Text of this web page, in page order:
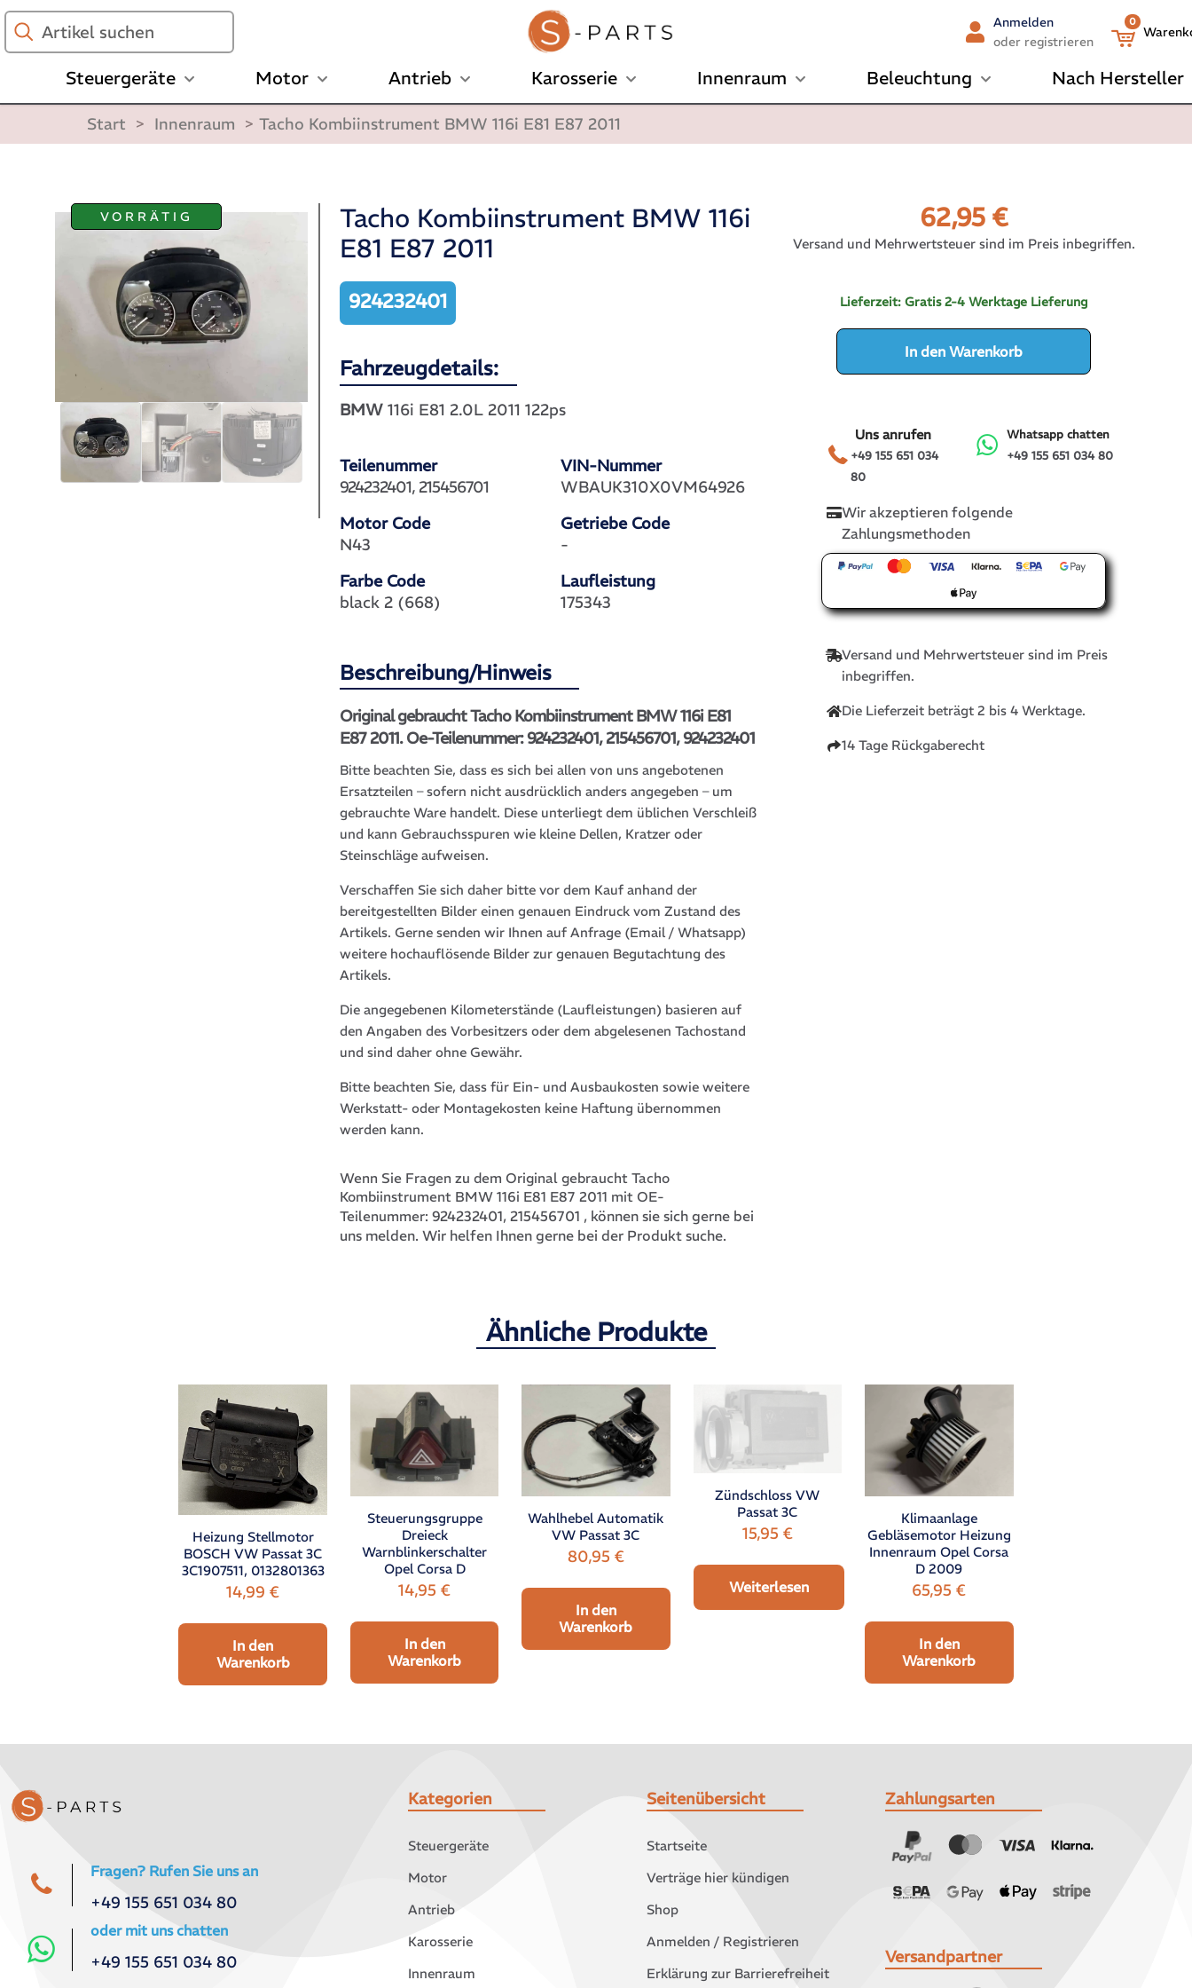
Artikel
suchen
Anmelden
oder registrieren
0
Steuergeräte Motor Antrieb Karosserie Innenraum Beleuchtung Nach Hersteller
Start > Innenraum > Tacho Kombiinstrument BMW 116i E81 E87 2011
VORRÄTIG
Tacho Kombiinstrument BMW 116i
E81 E87 2011
924232401
Fahrzeugdetails:
BMW 116i E81 2.0L 2011 122ps
Teilenummer
VIN-Nummer
924232401, 215456701
WBAUK310X0VM64926
Motor Code
Getriebe Code
N43
-
Farbe Code
Laufleistung
black 2 (668)
175343
Beschreibung/Hinweis
Original gebraucht Tacho Kombiinstrument BMW 116i E81
E87 2011. Oe-Teilenummer: 924232401, 215456701, 924232401
Bitte beachten Sie, dass es sich bei allen von uns angebotenen
Ersatzteilen – sofern nicht ausdrücklich anders angegeben – um
gebrauchte Ware handelt. Diese unterliegt dem üblichen Verschleiß
und kann Gebrauchsspuren wie kleine Dellen, Kratzer oder
Steinschläge aufweisen.
Verschaffen Sie sich daher bitte vor dem Kauf anhand der
bereitgestellten Bilder einen genauen Eindruck vom Zustand des
Artikels. Gerne senden wir Ihnen auf Anfrage (Email / Whatsapp)
weitere hochauflösende Bilder zur genauen Begutachtung des
Artikels.
Die angegebenen Kilometerstände (Laufleistungen) basieren auf
den Angaben des Vorbesitzers oder dem abgelesenen Tachostand
und sind daher ohne Gewähr.
Bitte beachten Sie, dass für Ein- und Ausbaukosten sowie weitere
Werkstatt- oder Montagekosten keine Haftung übernommen
werden kann.
Wenn Sie Fragen zu dem Original gebraucht Tacho
Kombiinstrument BMW 116i E81 E87 2011 mit OE-
Teilenummer:924232401, 215456701 , können sie sich gerne bei
uns melden. Wir helfen Ihnen gerne bei der Produkt suche.
62,95 €
Versand und Mehrwertsteuer sind im Preis inbegriffen.
Lieferzeit:Gratis 2-4 Werktage Lieferung
In den Warenkorb
+49 155 651 034
80
Uns anrufen
+49 155 651 034 80
Whatsapp chatten
Wir akzeptieren folgende
Zahlungsmethoden
Versand und Mehrwertsteuer sind im Preis
inbegriffen.
Die Lieferzeit beträgt 2 bis 4 Werktage.
14 Tage Rückgaberecht
Ähnliche Produkte
Heizung Stellmotor
BOSCH VW Passat 3C
3C1907511, 0132801363
14,99€
In den
Warenkorb
Steuerungsgruppe
Dreieck
Warnblinkerschalter
Opel Corsa D
14,95 €
In den
Warenkorb
Wahlhebel Automatik
VW Passat 3C
80,95 €
In den
Warenkorb
Zündschloss VW
Passat 3C
15,95 €
Weiterlesen
Klimaanlage
Gebläsemotor Heizung
Innenraum Opel Corsa
D 2009
65,95€
In den
Warenkorb
Fragen? Rufen Sie uns an
+49 155 651 034 80
oder mit uns chatten
+49 155 651 034 80
Kategorien
Steuergeräte
Motor
Antrieb
Karosserie
Innenraum
Seitenübersicht
Startseite
Verträge hier kündigen
Shop
Anmelden / Registrieren
Erklärung zur Barrierefreiheit
Zahlungsarten
Versandpartner